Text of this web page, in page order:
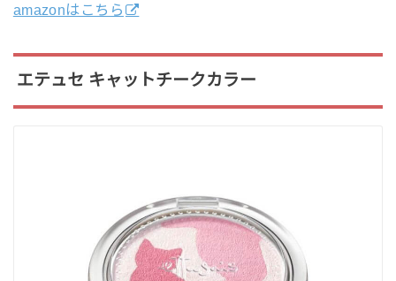
amazonはこちら
エテュセ キャットチークカラー